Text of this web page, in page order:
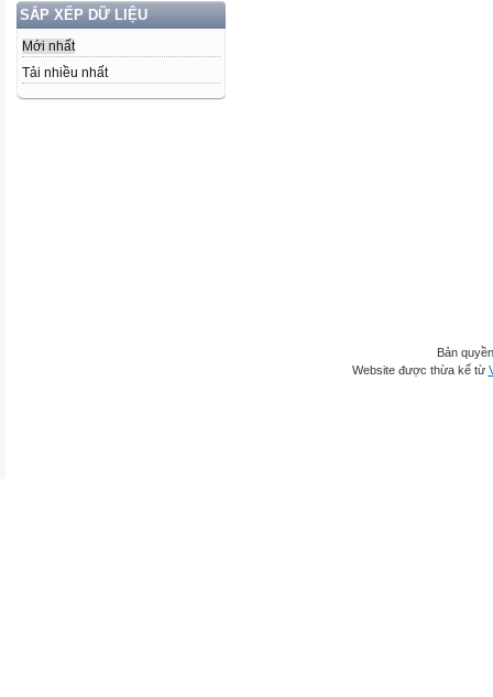
SẮP XẾP DỮ LIỆU
Mới nhất
Tải nhiều nhất
Bản
Website được thừa kế từ